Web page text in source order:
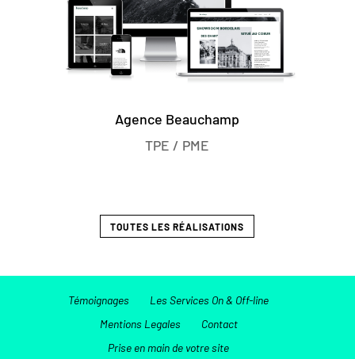
Agence Beauchamp
TPE / PME
TOUTES LES RÉALISATIONS
Témoignages
Les Services On & Off-line
Mentions Legales
Contact
Prise en main de votre site